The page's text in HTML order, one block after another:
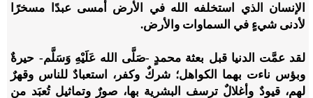
الإنسان الذي استخلفه الله في الأرض أمسى عبدًا مسخرًا
لأدنى شيءٍ في السماوات والأرض.
لقد عمَّت الدنيا قبل بعثة محمدٍ -صَلَّى الله عَلَيْهِ وَسَلَّم- حيرةٌ
وبؤس ناءت بهما الكواهل؛ شركٌ وكفر، استعبادٌ للناس وقهرٌ
لهم، قيودٌ وأغلالٌ ترسف البشرية بها، صورٌ وتماثيل تُعبَد من